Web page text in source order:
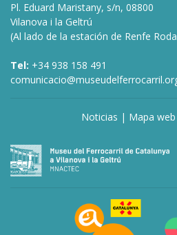
Pl. Eduard Maristany, s/n, 08800
Vilanova i la Geltrú
(Al lado de la estación de Renfe
Tel: +34 938 158 491
Noticias | Mapa web